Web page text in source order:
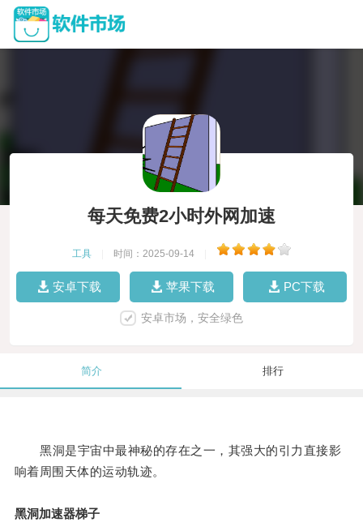
每天免费2小时外网加速
工具 时间：2025-09-14
安卓下载 苹果下载 PC下载
安卓市场，安全绿色
简介 排行
黑洞是宇宙中最神秘的存在之一，其强大的引力直接影
响着周围天体的运动轨迹。
黑洞加速器梯子